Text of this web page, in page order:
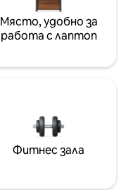
Място, удобно за
работа с лаптоп
Фитнес зала